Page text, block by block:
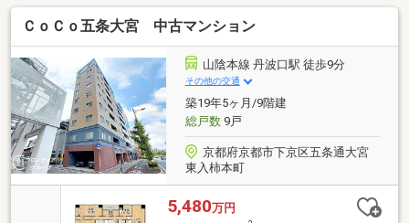
ＣｏＣｏ五条大宮 中古マンション
山陰本線 丹波口駅 徒歩9分
その他の交通
築19年5ヶ月/9階建
総戸数9戸
京都府京都市下京区五条通大宮
東入柿本町
5,480万円